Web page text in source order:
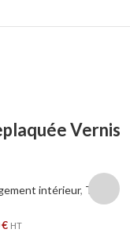
Vernis
intérieur, Table
€ HT